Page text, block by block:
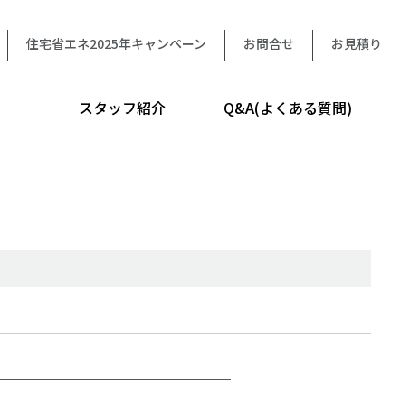
住宅省エネ2025年キャンペーン お問合せ お見積り
スタッフ紹介 Q&A(よくある質問)